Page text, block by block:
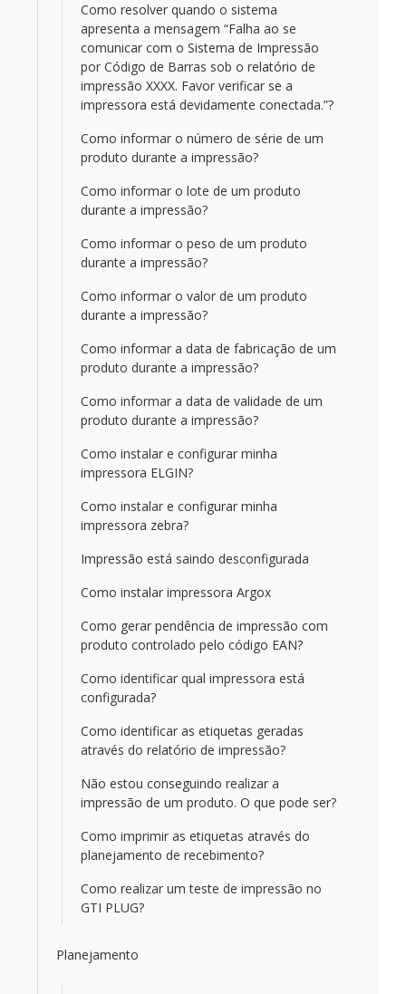
Como resolver quando o sistema
apresenta a mensagem “Falha ao se
comunicar com o Sistema de Impressão
por Código de Barras sob o relatório de
impressão XXXX. Favor verificar se a
impressora está devidamente conectada.”?
Como informar o número de série de um
produto durante a impressão?
Como informar o lote de um produto
durante a impressão?
Como informar o peso de um produto
durante a impressão?
Como informar o valor de um produto
durante a impressão?
Como informar a data de fabricação de um
produto durante a impressão?
Como informar a data de validade de um
produto durante a impressão?
Como instalar e configurar minha
impressora ELGIN?
Como instalar e configurar minha
impressora zebra?
Impressão está saindo desconfigurada
Como instalar impressora Argox
Como gerar pendência de impressão com
produto controlado pelo código EAN?
Como identificar qual impressora está
configurada?
Como identificar as etiquetas geradas
através do relatório de impressão?
Não estou conseguindo realizar a
impressão de um produto. O que pode ser?
Como imprimir as etiquetas através do
planejamento de recebimento?
Como realizar um teste de impressão no
GTI PLUG?
Planejamento